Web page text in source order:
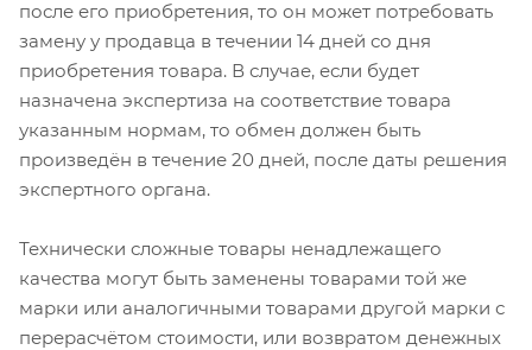
после его приобретения, то он может потребовать
замену у продавца в течении 14 дней со дня
приобретения товара. В случае, если будет
назначена экспертиза на соответствие товара
указанным нормам, то обмен должен быть
произведён в течение 20 дней, после даты решения
экспертного органа.
Технически сложные товары ненадлежащего
качества могут быть заменены товарами той же
марки или аналогичными товарами другой марки с
перерасчётом стоимости, или возвратом денежных